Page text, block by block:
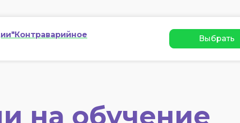
Выбрать
на обучение